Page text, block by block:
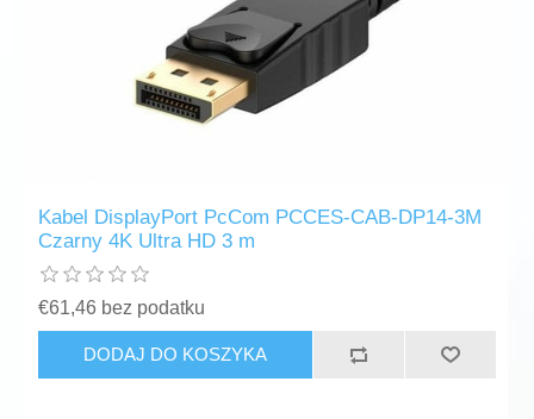
Kabel DisplayPort PcCom PCCES-CAB-DP14-3M
Czarny 4K Ultra HD 3 m
€61,46 bez podatku
DODAJ DO KOSZYKA